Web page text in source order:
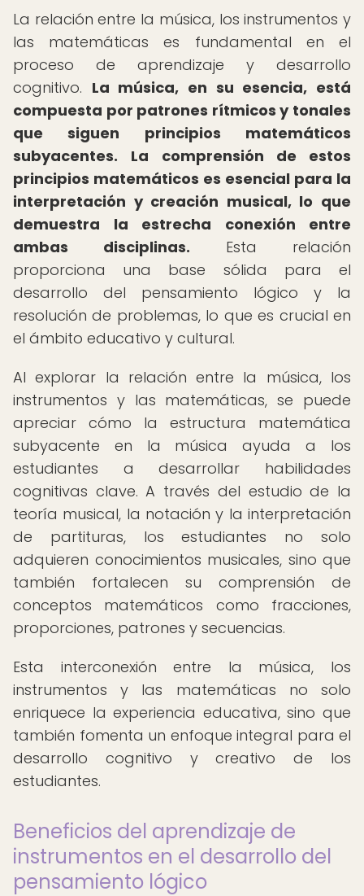
La relación entre la música, los instrumentos y
las matemáticas es fundamental en el
proceso de aprendizaje y desarrollo
cognitivo. La música, en su esencia, está
compuesta por patrones rítmicos y tonales
que siguen principios matemáticos
subyacentes.
La comprensión de estos
principios matemáticos es esencial para la
interpretación y creación musical, lo que
demuestra la estrecha conexión entre
ambas disciplinas. Esta relación
proporciona una base sólida para el
desarrollo del pensamiento lógico y la
resolución de problemas, lo que es crucial en
el ámbito educativo y cultural.
Al explorar la relación entre la música, los
instrumentos y las matemáticas, se puede
apreciar cómo la estructura matemática
subyacente en la música ayuda a los
estudiantes a desarrollar habilidades
cognitivas clave. A través del estudio de la
teoría musical, la notación y la interpretación
de partituras, los estudiantes no solo
adquieren conocimientos musicales, sino que
también fortalecen su comprensión de
conceptos matemáticos como fracciones,
proporciones, patrones y secuencias.
Esta interconexión entre la música, los
instrumentos y las matemáticas no solo
enriquece la experiencia educativa, sino que
también fomenta un enfoque integral para el
desarrollo cognitivo y creativo de los
estudiantes.
Beneficios del aprendizaje de
instrumentos en el desarrollo del
pensamiento lógico